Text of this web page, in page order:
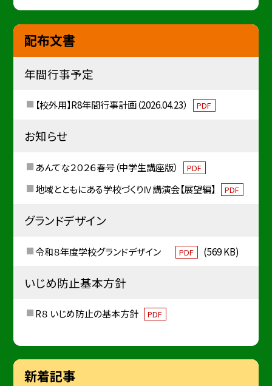
配布文書
年間行事予定
【校外用】R8年間行事計画（2026.04.23） PDF
お知らせ
あんてな２０２６春号（中学生講座版） PDF
地域とともにある学校づくりⅣ講演会【展望編】 PDF
グランドデザイン
令和８年度学校グランドデザイン PDF (569 KB)
いじめ防止基本方針
R８ いじめ防止の基本方針 PDF
新着記事